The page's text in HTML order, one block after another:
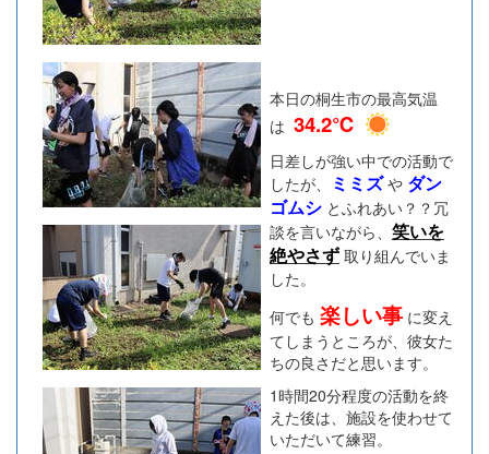
本日の桐生市の最高気温
は 34.2℃
日差しが強い中での活動で
したが、
ミミズや ダン
ゴムシ とふれあい？？冗
談を言いながら、 笑いを
絶やさず 取り組んでいま
した。
何でも 楽しい事 に変え
てしまうところが、彼女た
ちの良さだと思います。
1時間20分程度の活動を終
えた後は、施設を使わせて
いただいて練習。